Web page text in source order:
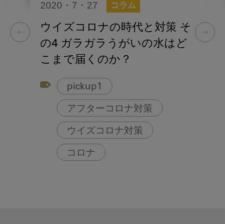
2020・7・27 コラム
ウイズコロナの時代と対策 そ
の4 ガラガラうがいの水はど
こまで届くのか？
pickup1
アフターコロナ対策
ウイズコロナ対策
コロナ